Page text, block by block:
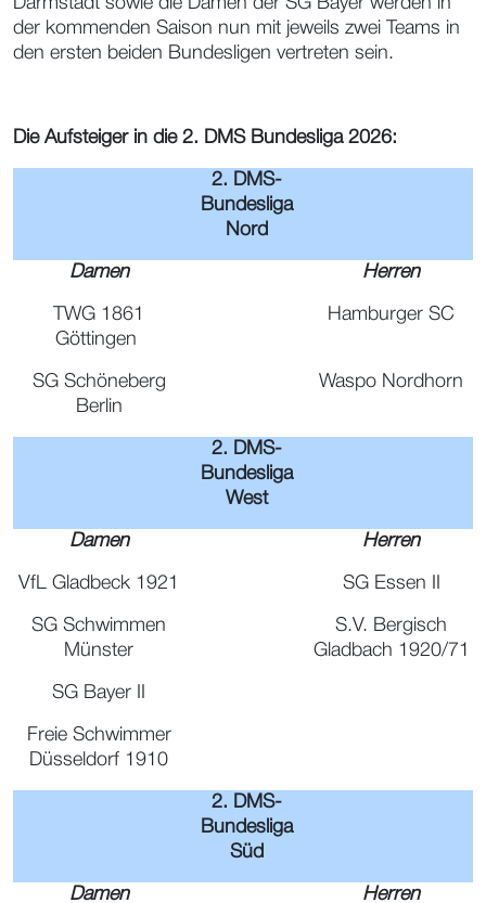
der kommenden Saison nun mit jeweils zwei Teams in
den ersten beiden Bundesligen vertreten sein.
Die Aufsteiger in die 2. DMS Bundesliga 2026:
2. DMS-
Bundesliga
Nord
Damen Herren
TWG 1861
Göttingen
Hamburger SC
SG Schöneberg
Berlin
Waspo Nordhorn
2. DMS-
Bundesliga
West
Damen Herren
VfL Gladbeck 1921 SG Essen II
SG Schwimmen
Münster
S.V. Bergisch
Gladbach 1920/71
SG Bayer II
Freie Schwimmer
Düsseldorf 1910
2. DMS-
Bundesliga
Süd
Damen Herren